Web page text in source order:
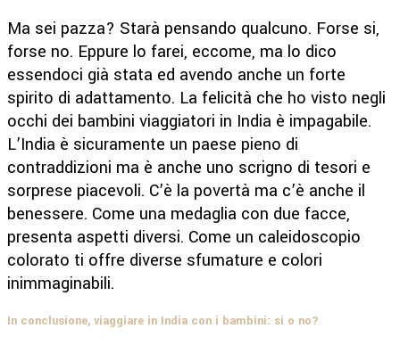
Ma sei pazza? Starà pensando qualcuno. Forse si,
forse no. Eppure lo farei, eccome, ma lo dico
essendoci già stata ed avendo anche un forte
spirito di adattamento. La felicità che ho visto negli
occhi dei bambini viaggiatori in India è impagabile.
L’India è sicuramente un paese pieno di
contraddizioni ma è anche uno scrigno di tesori e
sorprese piacevoli. C’è la povertà ma c’è anche il
benessere. Come una medaglia con due facce,
presenta aspetti diversi. Come un caleidoscopio
colorato ti offre diverse sfumature e colori
inimmaginabili.
In conclusione, viaggiare in India con i bambini: si o no?